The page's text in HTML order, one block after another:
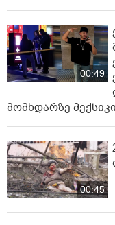
00:49
მომხდარზე
00:45